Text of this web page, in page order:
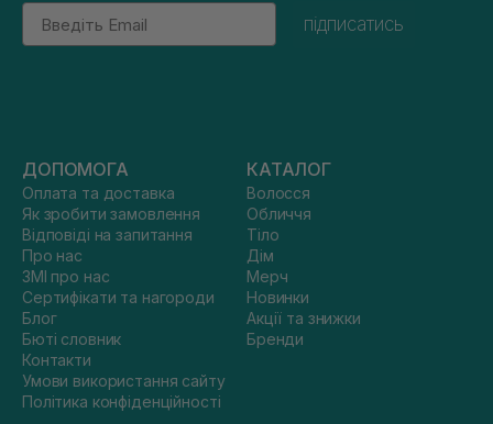
Email
підписатись
ДОПОМОГА
Оплата та доставка
Як зробити замовлення
Відповіді на запитання
Про нас
ЗМІ про нас
Сертифікати та нагороди
Блог
Бюті словник
Контакти
Умови використання сайту
Політика конфіденційності
КАТАЛОГ
Волосся
Обличчя
Тіло
Дім
Мерч
Новинки
Акції та знижки
Бренди